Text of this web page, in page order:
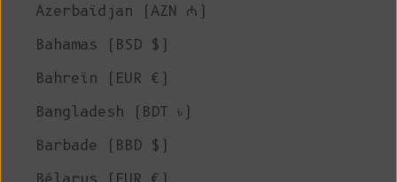
Azerbaïdjan (AZN ₼)
Bahamas (BSD $)
Bahreïn (EUR €)
Bangladesh (BDT ৳)
Barbade (BBD $)